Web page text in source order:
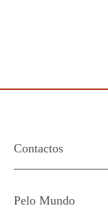
Contactos
Pelo Mundo